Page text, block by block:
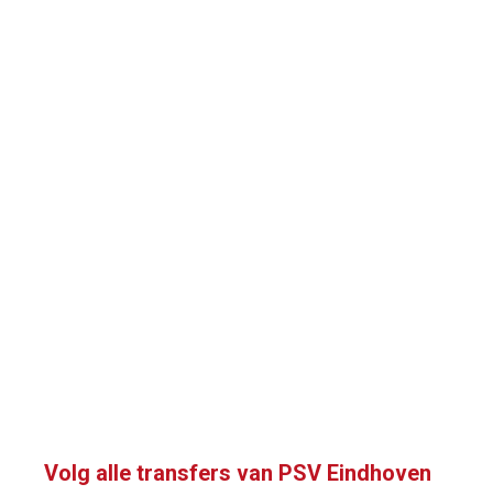
Volg alle transfers van PSV Eindhoven